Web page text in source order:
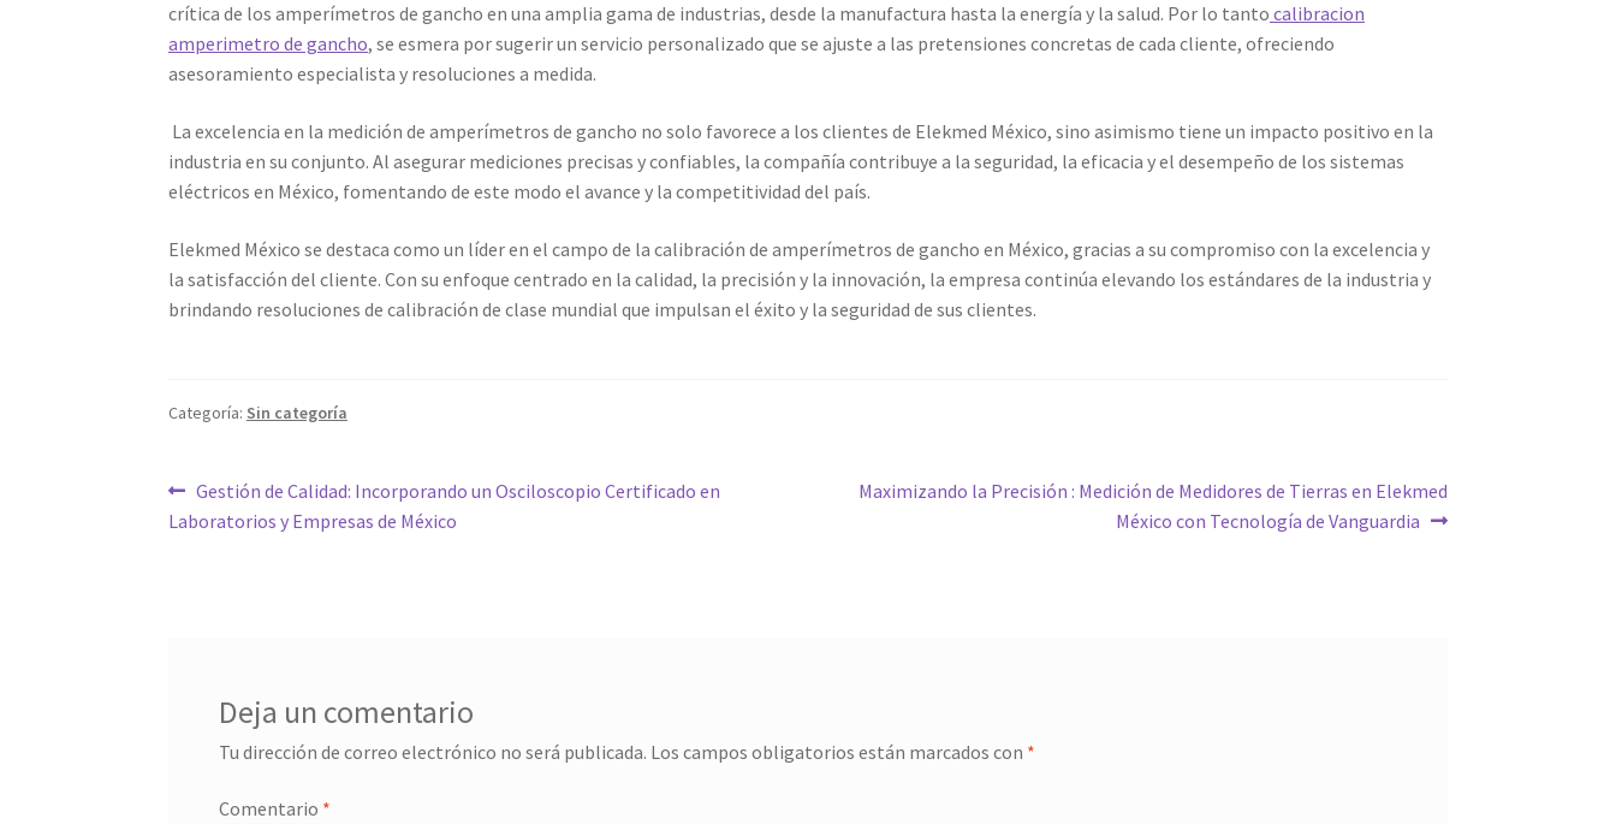
crítica de los amperímetros de gancho en una amplia gama de industrias, desde la manufactura hasta la energía y la salud. Por lo tanto calibracion
amperimetro de gancho, se esmera por sugerir un servicio personalizado que se ajuste a las pretensiones concretas de cada cliente, ofreciendo
asesoramiento especialista y resoluciones a medida.
La excelencia en la medición de amperímetros de gancho no solo favorece a los clientes de Elekmed México, sino asimismo tiene un impacto positivo en la
industria en su conjunto. Al asegurar mediciones precisas y confiables, la compañía contribuye a la seguridad, la eficacia y el desempeño de los sistemas
eléctricos en México, fomentando de este modo el avance y la competitividad del país.
Elekmed México se destaca como un líder en el campo de la calibración de amperímetros de gancho en México, gracias a su compromiso con la excelencia y
la satisfacción del cliente. Con su enfoque centrado en la calidad, la precisión y la innovación, la empresa continúa elevando los estándares de la industria y
brindando resoluciones de calibración de clase mundial que impulsan el éxito y la seguridad de sus clientes.
Categoría: Sin categoría
Navegación
de
Entrada
anterior:
Gestión de Calidad: Incorporando un Osciloscopio Certificado en
Laboratorios y Empresas de México
Siguiente
Maximizando la Precisión : Medición de Medidores de Tierras en Elekmed
México con Tecnología de Vanguardia
Deja un comentario
Tu dirección de correo electrónico no será publicada. Los campos obligatorios están marcados con *
Comentario *